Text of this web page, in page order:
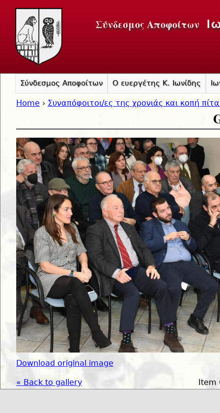
Σύνδεσμος Αποφοίτων
Home › Συναπόφοιτοι/ες της χρονιάς και κοπή
Download original image
« Back to gallery Item
Σύνδεσμος Αποφοίτων Ο ευεργέτης Κ. Ιωνίδης